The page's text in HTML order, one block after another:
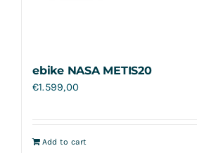
ebike NASA METIS20
€1.599,00
Add to cart